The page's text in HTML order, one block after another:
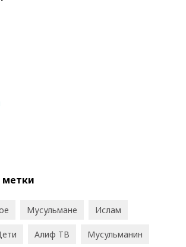
метки
Мусульмане Ислам
Алиф ТВ Мусульманин